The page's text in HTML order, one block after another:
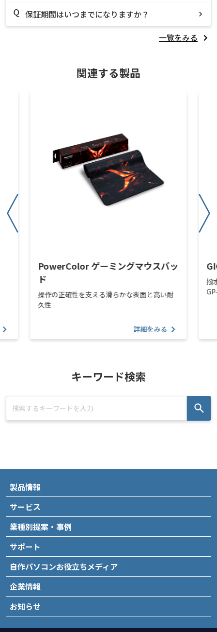
保証期間はいつまでになりますか？
一覧をみる
関連する製品
PowerColor ゲーミングマウスパッ
ド
操作の正確性を支える滑らかな表面と高い耐
久性
詳細をみる
撥
キーワード検索
製品情報
サービス
業種別提案・事例
サポート
自作パソコンお役立ちメディア
企業情報
お知らせ